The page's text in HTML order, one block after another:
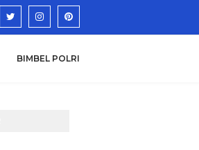
BIMBEL POLRI